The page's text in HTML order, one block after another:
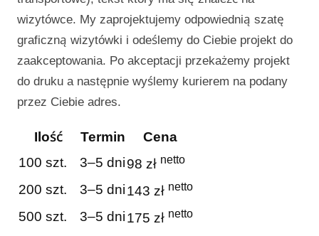
wizytówce. My zaprojektujemy odpowiednią szatę
graficzną wizytówki i odeślemy do Ciebie projekt do
zaakceptowania. Po akceptacji przekażemy projekt
do druku a następnie wyślemy kurierem na podany
przez Ciebie adres.
Ilość Termin
Cena
100 szt.
3–5 dni98 zł netto
200 szt. 3–5 dni143 zł netto
500 szt. 3–5 dni175 zł netto